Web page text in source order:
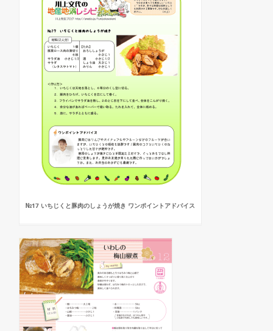
№17 いちじくと豚肉のしょうが焼き ワンポイントアドバイス